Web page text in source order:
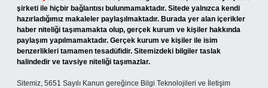
şirketi ile hiçbir bağlantısı bulunmamaktadır. Sitede yalnızca kendi
hazırladığımız makaleler paylaşılmaktadır. Burada yer alan içerikler
haber niteliği taşımamakta olup, gerçek kurum ve kişiler hakkında
paylaşım yapılmamaktadır. Gerçek kurum ve kişiler ile isim
benzerlikleri tamamen tesadüfidir. Sitemizdeki bilgiler taslak
halindedir ve tavsiye niteliği taşımazlar.
Sitemiz, 5651 Sayılı Kanun gereğince Bilgi Teknolojileri ve İletişim